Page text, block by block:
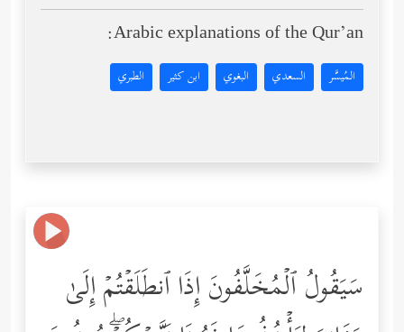
Arabic explanations of the Qur’an:
المُيسَّر السعدي البغوي ابن كثير الطبري
سَیَقُولُ ٱلۡمُخَلَّفُونَ إِذَا ٱنطَلَقۡتُمۡ إِلَىٰ